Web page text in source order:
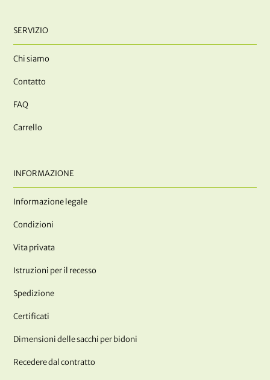
SERVIZIO
Chi siamo
Contatto
FAQ
Carrello
INFORMAZIONE
Informazione legale
Condizioni
Vita privata
Istruzioni per il recesso
Spedizione
Certificati
Dimensioni delle sacchi per bidoni
Recedere dal contratto